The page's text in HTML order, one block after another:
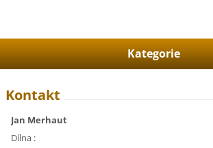
Kategorie
Kontakt
Jan Merhaut
Dílna :